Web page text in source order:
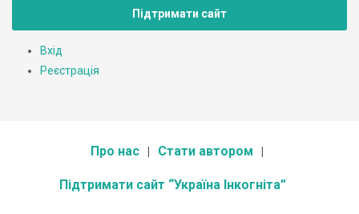
Підтримати сайт
Вхід
Реєстрація
Про нас Стати автором
Підтримати сайт “Україна Інкогніта”